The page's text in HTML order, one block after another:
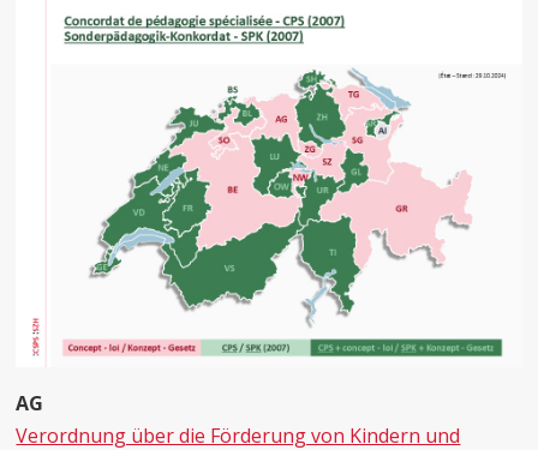
AG
Verordnung über die Förderung von Kindern und